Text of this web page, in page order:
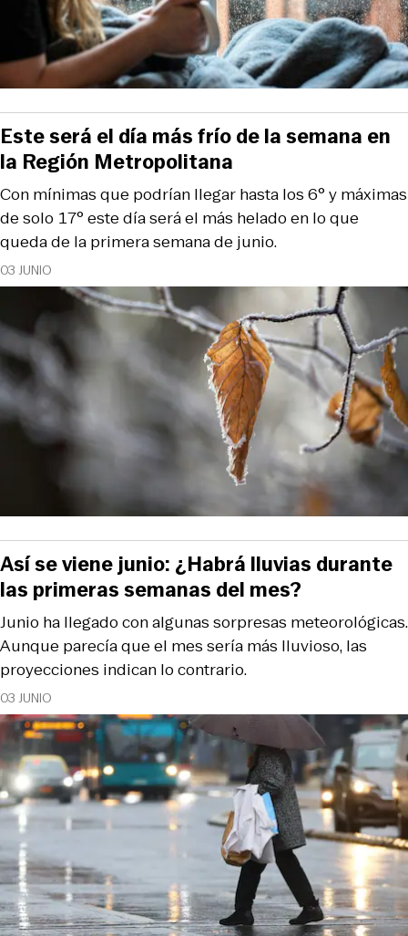
03 JUNIO
Con mínimas que podrían llegar hasta los 6° y máximas
de solo 17° este día será el más helado en lo que
queda de la primera semana de junio.
Este será el día más frío de la semana en
la Región Metropolitana
03 JUNIO
Junio ha llegado con algunas sorpresas meteorológicas.
Aunque parecía que el mes sería más lluvioso, las
proyecciones indican lo contrario.
Así se viene junio: ¿Habrá lluvias durante
las primeras semanas del mes?